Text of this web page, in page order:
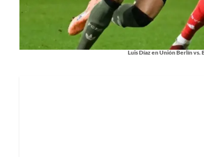
Luis Díaz en Unión Berlín